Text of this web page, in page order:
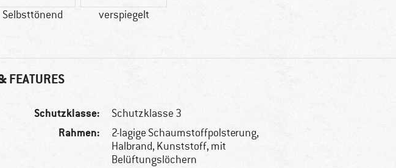
Selbsttönend verspiegelt
FEATURES
Schutzklasse: Schutzklasse 3
Rahmen:
2-lagige Schaumstoffpolsterung,
Halbrand, Kunststoff, mit
Belüftungslöchern